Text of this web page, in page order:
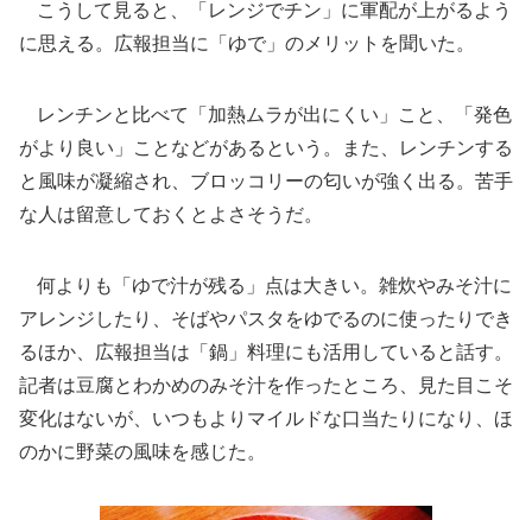
こうして見ると、「レンジでチン」に軍配が上がるよう
に思える。広報担当に「ゆで」のメリットを聞いた。
レンチンと比べて「加熱ムラが出にくい」こと、「発色
がより良い」ことなどがあるという。また、レンチンする
と風味が凝縮され、ブロッコリーの匂いが強く出る。苦手
な人は留意しておくとよさそうだ。
何よりも「ゆで汁が残る」点は大きい。雑炊やみそ汁に
アレンジしたり、そばやパスタをゆでるのに使ったりでき
るほか、広報担当は「鍋」料理にも活用していると話す。
記者は豆腐とわかめのみそ汁を作ったところ、見た目こそ
変化はないが、いつもよりマイルドな口当たりになり、ほ
のかに野菜の風味を感じた。